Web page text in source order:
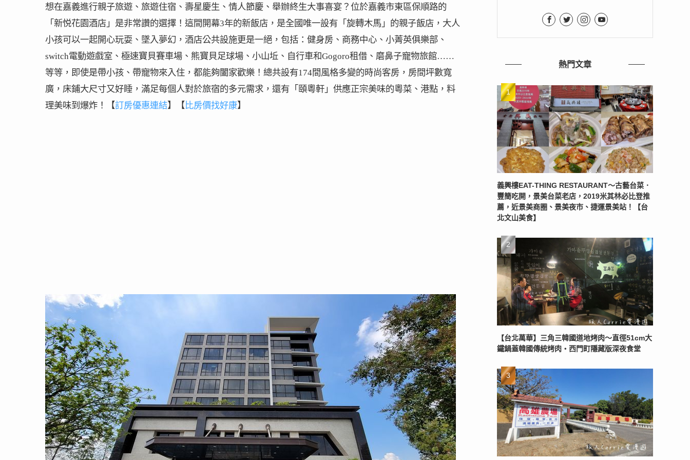
想在嘉義進行親子旅遊、旅遊住宿、壽星慶生、情人節慶、舉辦終生大事喜宴？位於嘉義市東區保順路的
「新悦花園酒店」是非常讚的選擇！這間開幕3年的新飯店，是全國唯一設有「旋轉木馬」的親子飯店，大人
小孩可以一起開心玩耍、墜入夢幻，酒店公共設施更是一絕，包括：健身房、商務中心、小菁英俱樂部、
switch電動遊戲室、極速寶貝賽車場、熊寶貝足球場、小山坵、自行車和Gogoro租借、磨鼻子寵物旅館……
等等，即使是帶小孩、帶寵物來入住，都能夠闔家歡樂！總共設有174間風格多變的時尚客房，房間坪數寬
廣，床鋪大尺寸又好睡，滿足每個人對於旅宿的多元需求，還有「頤粵軒」供應正宗美味的粵菜、港點，料
理美味到爆炸！
【訂房優惠連結】【比房價找好康】
熱門文章
義興樓EAT-THING RESTAURANT〜古藝台菜．
豐簡吃開，景美台菜老店，2019米其林必比登推
薦，近景美商圈、景美夜市、捷運景美站！【台
北文山美食】
【台北萬華】三角三韓國道地烤肉～直徑51cm大
鐵鍋蓋韓國傳統烤肉‧西門町隱藏版深夜食堂